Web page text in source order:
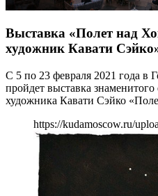
Выставка «Полет над
художник Кавати
С 5 по 23 февраля 2021 года в
пройдет выставка
художника Кавати Сэйко
https://kudamoscow.ru/